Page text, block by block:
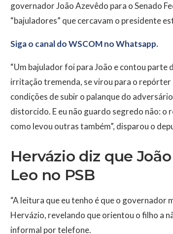
governador João Azevêdo para o Senado
“bajuladores” que cercavam o presidente
Siga o canal do WSCOM no Whatsapp.
“Um bajulador foi para João e contou parte
irritação tremenda, se virou para o repórter
condições de subir o palanque do
distorcido. E eu não guardo segredo não: o
como levou outras também”, disparou o
Hervázio diz que
Leo no PSB
“A leitura que eu tenho é que o governador
Hervázio, revelando que orientou o filho a
informal por telefone.